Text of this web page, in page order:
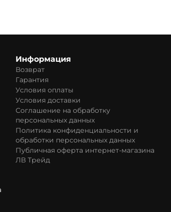
Информация
Возврат
Гарантия
Условия оплаты
Условия доставки
Соглашение на обработку
персональных данных
Политика конфиденциальности и
обработки персональных данных
Публичная оферта интернет-магазина
ЛВ Трейд